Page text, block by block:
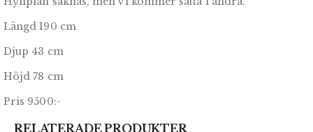
Längd 190 cm
Djup 43 cm
Höjd 78 cm
Pris 9500:-
RELATERADE PRODUKTER